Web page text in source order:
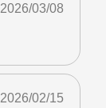
2026/03/08
2026/02/15